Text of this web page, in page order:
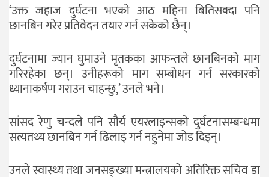
‘उक्त जहाज दुर्घटना भएको आठ महिना बितिसक्दा पनि
छानबिन गरेर प्रतिवेदन तयार गर्न सकेको छैन्।
दुर्घटनामा ज्यान घुमाउने मृतकका आफन्तले छानबिनको माग
गरिरहेका छन्। उनीहरूको माग सम्बोधन गर्न सरकारको
ध्यानाकर्षण गराउन चाहन्छु,’ उनले भने।
सांसद रेणु चन्दले पनि सौर्य एयरलाइन्सको दुर्घटनासम्बन्धमा
सत्यतथ्य छानबिन गर्न ढिलाइ गर्न नहुनेमा जोड दिइन्।
उनले स्वास्थ्य तथा जनसङ्ख्या मन्त्रालयको अतिरिक्त सचिव डा